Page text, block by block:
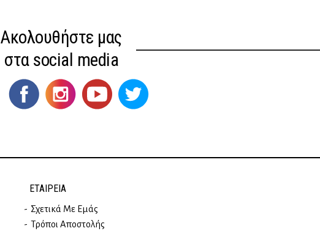
Ακολουθήστε μας
στα social media
ΕΤΑΙΡΕΊΑ
Σχετικά Με Εμάς
Τρόποι Αποστολής